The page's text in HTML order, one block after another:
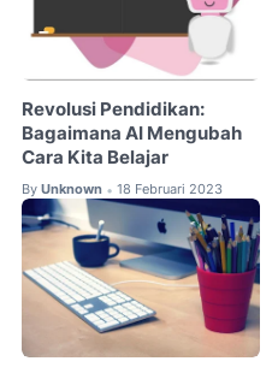
Revolusi Pendidikan:
Bagaimana AI Mengubah
Cara Kita Belajar
By Unknown • 18 Februari 2023